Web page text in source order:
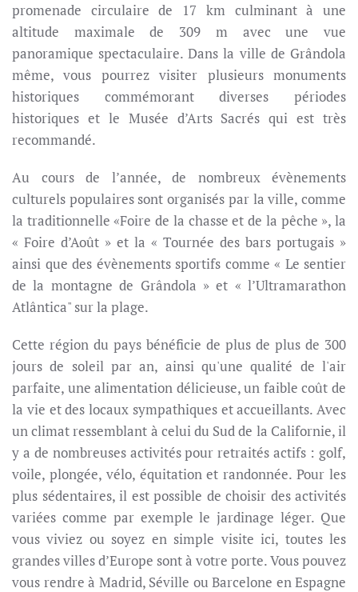
promenade circulaire de 17 km culminant à une
altitude maximale de 309 m avec une vue
panoramique spectaculaire. Dans la ville de Grândola
même, vous pourrez visiter plusieurs monuments
historiques commémorant diverses périodes
historiques et le Musée d’Arts Sacrés qui est très
recommandé.
Au cours de l’année, de nombreux évènements
culturels populaires sont organisés par la ville, comme
la traditionnelle «Foire de la chasse et de la pêche », la
« Foire d’Août » et la « Tournée des bars portugais »
ainsi que des évènements sportifs comme « Le sentier
de la montagne de Grândola » et « l’Ultramarathon
Atlântica" sur la plage.
Cette région du pays bénéficie de plus de plus de 300
jours de soleil par an, ainsi qu'une qualité de l'air
parfaite, une alimentation délicieuse, un faible coût de
la vie et des locaux sympathiques et accueillants. Avec
un climat ressemblant à celui du Sud de la Californie, il
y a de nombreuses activités pour retraités actifs : golf,
voile, plongée, vélo, équitation et randonnée. Pour les
plus sédentaires, il est possible de choisir des activités
variées comme par exemple le jardinage léger. Que
vous viviez ou soyez en simple visite ici, toutes les
grandes villes d’Europe sont à votre porte. Vous pouvez
vous rendre à Madrid, Séville ou Barcelone en Espagne